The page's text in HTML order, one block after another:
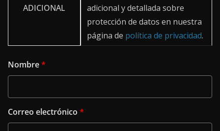
ADICIONAL
adicional y detallada sobre
protección de datos en nuestra
página de política de privacidad.
Nombre*
Correo electrónico *